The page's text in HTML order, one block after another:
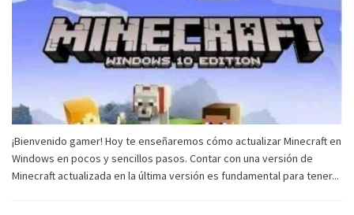
¡Bienvenido gamer! Hoy te enseñaremos cómo actualizar Minecraft en
Windows en pocos y sencillos pasos. Contar con una versión de
Minecraft actualizada en la última versión es fundamental para tener...